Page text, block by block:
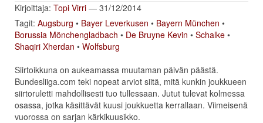
Kirjoittaja: Topi Virri — 31/12/2014
Tagit: Augsburg • Bayer Leverkusen • Bayern München •
Borussia Mönchengladbach • De Bruyne Kevin • Schalke •
Shaqiri Xherdan • Wolfsburg
Siirtoikkuna on aukeamassa muutaman päivän päästä.
Bundesliiga.com teki nopeat arviot siitä, mitä kunkin joukkueen
siirtoruletti mahdollisesti tuo tullessaan. Jutut tulevat kolmessa
osassa, jotka käsittävät kuusi joukkuetta kerrallaan. Viimeisenä
vuorossa on sarjan kärkikuusikko.